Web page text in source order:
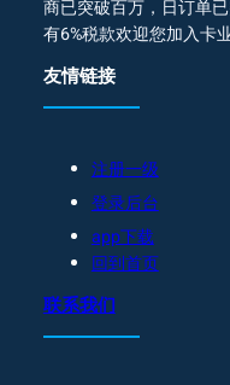
商已突破百万，日订单
有6%税款欢迎您加入卡
友情链接
注册一级
登录后台
app下载
回到首页
联系我们